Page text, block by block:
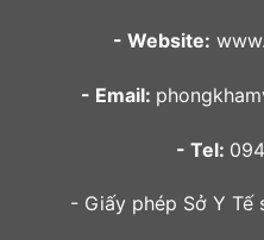
- Website:
- Email:
- Tel:
- Giấy phép Sở Y Tế